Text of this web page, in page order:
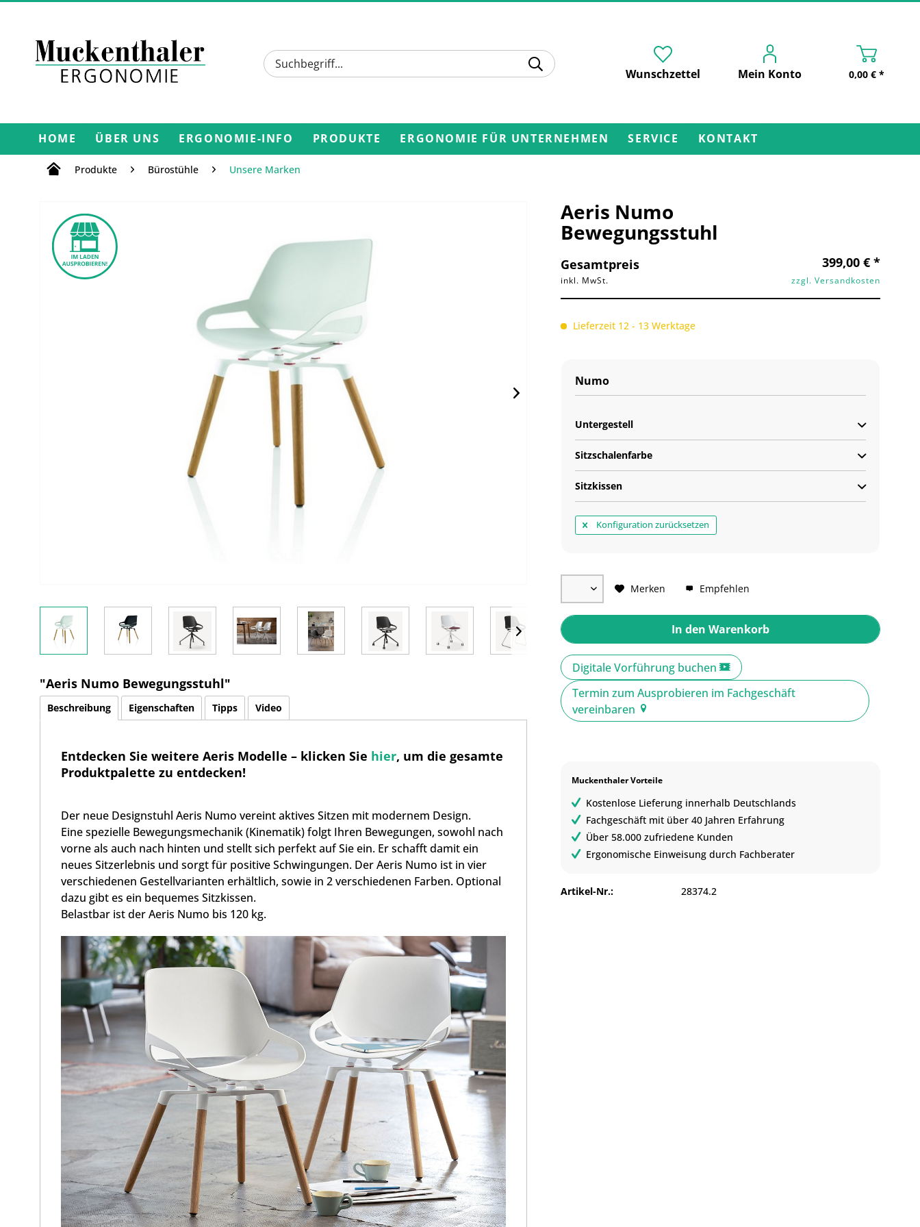
Wunschzettel Mein Konto 0,00 € *
HOME ÜBER UNS ERGONOMIE-INFO PRODUKTE ERGONOMIE FÜR UNTERNEHMEN SERVICE KONTAKT
Produkte Bürostühle Unsere Marken
"Aeris Numo Bewegungsstuhl"
Beschreibung Eigenschaften Tipps Video
Entdecken Sie weitere Aeris Modelle – klicken Sie hier, um die gesamte
Produktpalette zu entdecken!
Der neue Designstuhl Aeris Numo vereint aktives Sitzen mit modernem Design.
Eine spezielle Bewegungsmechanik (Kinematik) folgt Ihren Bewegungen, sowohl nach
vorne als auch nach hinten und stellt sich perfekt auf Sie ein. Er schafft damit ein
neues Sitzerlebnis und sorgt für positive Schwingungen. Der Aeris Numo ist in vier
verschiedenen Gestellvarianten erhältlich, sowie in 2 verschiedenen Farben. Optional
dazu gibt es ein bequemes Sitzkissen.
Belastbar ist der Aeris Numo bis 120 kg.
Aeris Numo
Bewegungsstuhl
Gesamtpreis 399,00 € *
inkl. MwSt. zzgl. Versandkosten
Lieferzeit 12 - 13 Werktage
Numo
Untergestell
Sitzschalenfarbe
Sitzkissen
Konfiguration zurücksetzen
Merken Empfehlen
In den Warenkorb
Digitale Vorführung buchen
Termin zum Ausprobieren im Fachgeschäft
vereinbaren
Muckenthaler Vorteile
Kostenlose Lieferung innerhalb Deutschlands
Fachgeschäft mit über 40 Jahren Erfahrung
Über 58.000 zufriedene Kunden
Ergonomische Einweisung durch Fachberater
Artikel-Nr.: 28374.2